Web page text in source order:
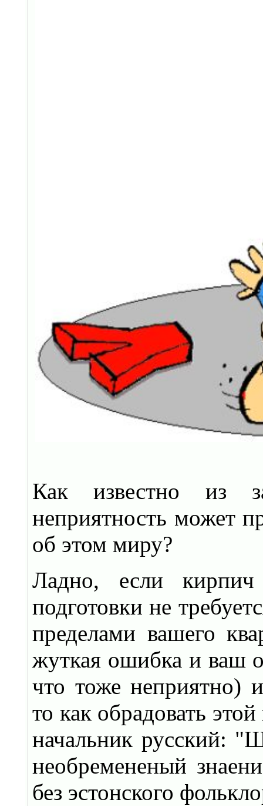
Как известно из
неприятность может
об этом миру?
Ладно, если
подготовки не
пределами вашего
жуткая ошибка и ваш
что тоже неприятно)
то как обрадовать
начальник русский:
необремененый
без эстонского